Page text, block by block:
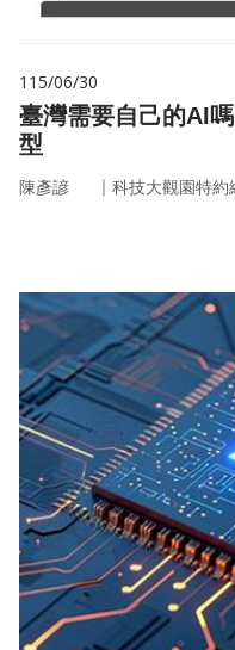
115/06/30
臺灣需要自己的AI
型
陳彥諺 ｜ 科技大觀園特約